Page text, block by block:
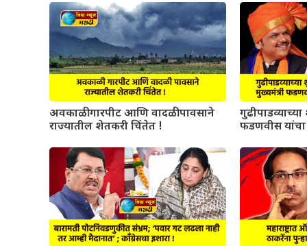
अवकाळी गारपीट आणि वादळी पावसाने
राज्यातील शेतकरी चिंतेत !
फडणवीस